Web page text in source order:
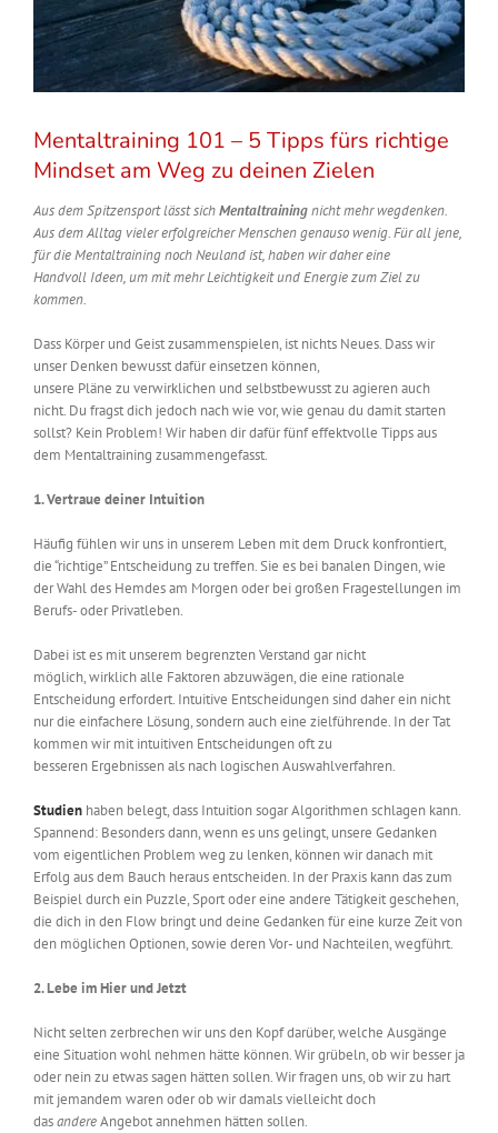
Mentaltraining 101 – 5 Tipps fürs richtige
Mindset am Weg zu deinen Zielen
Aus dem Spitzensport lässt sichMentaltrainingnicht mehr wegdenken.
Aus dem Alltag vielererfolgreicher Menschen genauso wenig.Für all jene,
für die Mentaltraining noch Neuland ist, haben wirdahereine
Handvoll Ideen, um mit mehr Leichtigkeit und Energiezum Ziel zu
kommen.
Dass Körper und Geist zusammenspielen, ist nichts Neues. Dass wir
unser Denken bewusst dafür einsetzen können,
unsere Pläne zu verwirklichen und selbstbewusst zu agieren auch
nicht. Du fragst dich jedoch nach wie vor, wie genau du damit starten
sollst? Kein Problem! Wirhaben dirdafürfünfeffektvolle Tipps aus
dem Mentaltraining zusammengefasst.
1. Vertraue deiner Intuition
Häufig fühlen wir uns in unserem Leben mit dem Druck konfrontiert,
die “richtige” Entscheidung zu treffen. Sie es bei banalen Dingen, wie
der Wahl des Hemdes am Morgen oder bei großen Fragestellungen im
Berufs- oder Privatleben.
Dabei ist es mit unserem begrenzten Verstand gar nicht
möglich,wirklich alle Faktoren abzuwägen, die eine rationale
Entscheidung erfordert. Intuitive Entscheidungen sind daher ein nicht
nur die einfachere Lösung, sondern auch eine zielführende. In der Tat
kommen wir mit intuitiven Entscheidungen oft zu
besseren Ergebnissenals nach logischen Auswahlverfahren.
Studien haben belegt, dass Intuition sogar Algorithmen schlagen kann.
Spannend: Besonders dann, wenn es uns gelingt, unsere Gedanken
vom eigentlichen Problem weg zu lenken, können wir danach mit
Erfolg aus dem Bauch heraus entscheiden. In der Praxis kann das zum
Beispiel durch ein Puzzle, Sport oder eine andere Tätigkeit geschehen,
die dich in den Flow bringt und deine Gedanken für eine kurze Zeitvon
den möglichen Optionen, sowie deren Vor- und Nachteilen,wegführt.
2. Lebe im Hier und Jetzt
Nicht selten zerbrechen wir uns den Kopf darüber, welche Ausgänge
eine Situation wohl nehmen hätte können. Wir grübeln, ob wir besser ja
oder nein zu etwas sagen hätten sollen. Wir fragen uns, ob wir zu hart
mit jemandem waren oder ob wirdamalsvielleicht doch
dasandereAngebot annehmen hätten sollen.